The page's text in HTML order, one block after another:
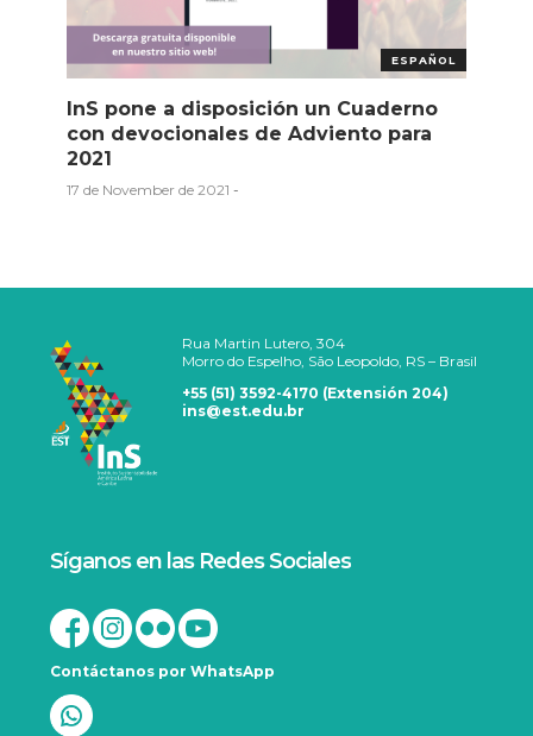
ESPAÑOL
InS pone a disposición un Cuaderno
con devocionales de Adviento para
2021
17 de November de 2021 -
Rua Martin Lutero, 304
Morro do Espelho, São Leopoldo, RS – Brasil
+55 (51) 3592-4170 (Extensión 204)
ins@est.edu.br
Síganos en las Redes Sociales
Contáctanos por WhatsApp